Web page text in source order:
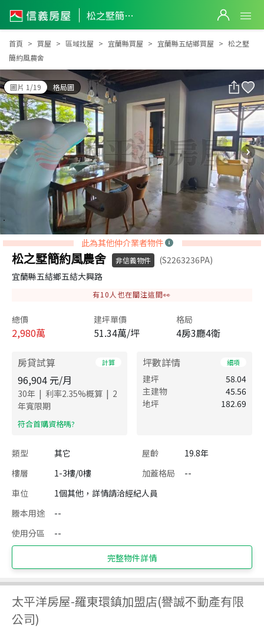
松之墅簡約風農舍
松之墅簡約風農舍
首頁 買屋 區域找屋 宜蘭縣買屋 宜蘭縣五結鄉買屋
松之墅
簡約風農舍
圖片 1/19 格局圖
此為其他仲介業者物件
松之墅簡約風農舍 非信義物件
(S2263236PA)
宜蘭縣五結鄉五結大興路
有10 人也在關注這間👀
總價
2,980萬
建坪單價
51.34萬/坪
格局
4房3廳4衛
房貸試算 計算
96,904 元/月
30年 | 利率2.35%概算 | 2
年寬限期
​符合首購資格嗎?
坪數詳情 細項
建坪
58.04
主建物
45.56
地坪
182.69
類型 其它 屋齡
19.8年
樓層
1-3樓/0樓 加蓋格局
--
車位
1個其他，詳情請洽經紀人員
謄本用途
--
使用分區
--
完整物件詳情
太平洋房屋-羅東環鎮加盟店(譽誠不動產有限
公司)